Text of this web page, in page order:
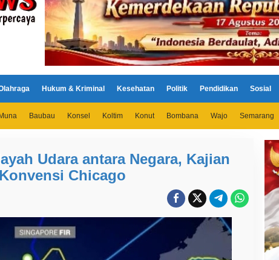
Hukum & Kriminal Kesehatan Politik Pendidikan Sosial
Baubau Konsel Koltim Konut Bombana Wajo Semarang
Udara antara Negara, Kajian
Chicago